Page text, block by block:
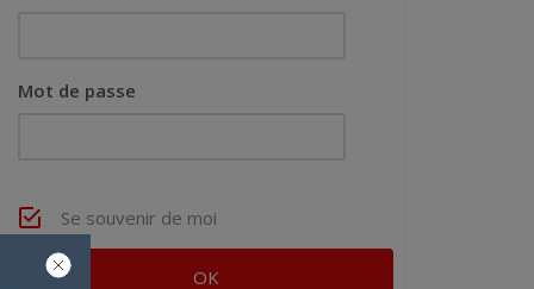
Mot de passe
Se souvenir de moi